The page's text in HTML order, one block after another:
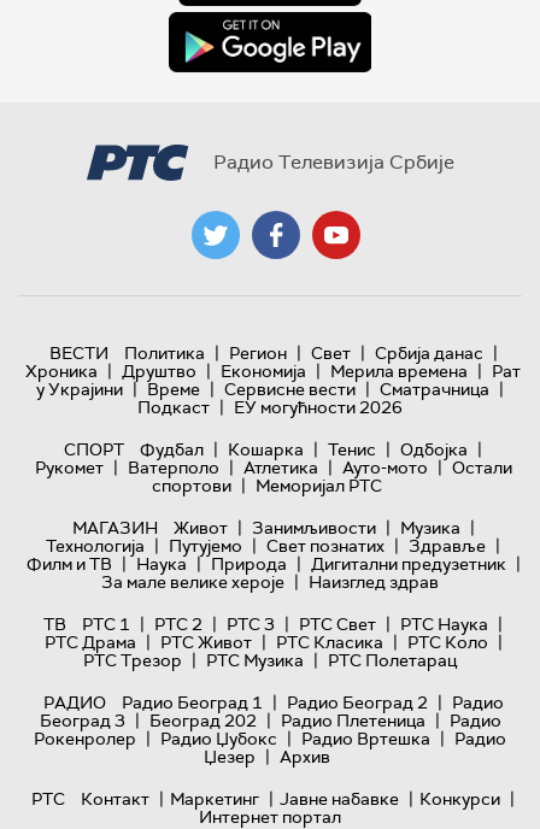
Радио Телевизија Србије
ВЕСТИ Политика | Регион | Свет | Србија данас |
Хроника | Друштво | Економија | Мерила времена | Рат
у Украјини | Време | Сервисне вести | Сматрачница |
Подкаст | ЕУ могућности 2026
СПОРТ
Фудбал | Кошарка | Тенис | Одбојка |
Рукомет | Ватерполо | Атлетика | Ауто-мото | Остали
спортови | Меморијал РТС
МАГАЗИН
Живот | Занимљивости | Музика |
Технологијa | Путујемо | Свет познатих | Здравље |
Филм и ТВ | Наука | Природа | Дигитални предузетник |
За мале велике хероје | Наизглед здрав
ТВ
РТС 1 | РТС 2 | РТС 3 | РТС Свет | РТС Наука |
РТС Драма | РТС Живот | РТС Класика | РТС Коло |
РТС Трезор | РТС Музика | РТС Полетарац
РАДИО
Радио Београд 1 | Радио Београд 2 | Радио
Београд 3 | Београд 202 | Радио Плетеница | Радио
Рокенролер | Радио Џубокс | Радио Вртешка | Радио
Џезер | Архив
РТС
Контакт | Маркетинг | Јавне набавке | Конкурси |
Интернет портал